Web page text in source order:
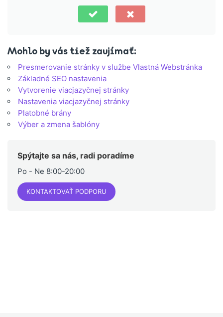
Mohlo by vás tiež zaujímať:
Presmerovanie stránky v službe Vlastná Webstránka
Základné SEO nastavenia
Vytvorenie viacjazyčnej stránky
Nastavenia viacjazyčnej stránky
Platobné brány
Výber a zmena šablóny
Spýtajte sa nás, radi poradíme
Po - Ne 8:00-20:00
KONTAKTOVAŤ PODPORU